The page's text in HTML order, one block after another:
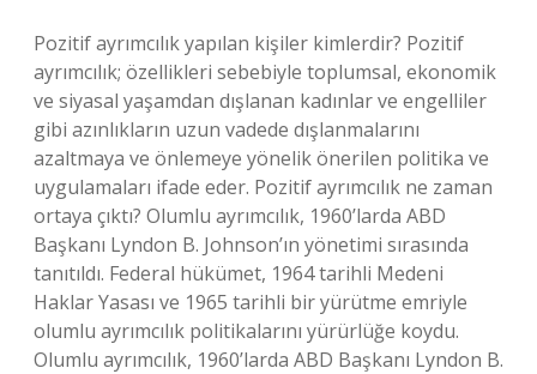
Pozitif ayrımcılık yapılan kişiler kimlerdir? Pozitif
ayrımcılık; özellikleri sebebiyle toplumsal, ekonomik
ve siyasal yaşamdan dışlanan kadınlar ve engelliler
gibi azınlıkların uzun vadede dışlanmalarını
azaltmaya ve önlemeye yönelik önerilen politika ve
uygulamaları ifade eder. Pozitif ayrımcılık ne zaman
ortaya çıktı? Olumlu ayrımcılık, 1960’larda ABD
Başkanı Lyndon B. Johnson’ın yönetimi sırasında
tanıtıldı. Federal hükümet, 1964 tarihli Medeni
Haklar Yasası ve 1965 tarihli bir yürütme emriyle
olumlu ayrımcılık politikalarını yürürlüğe koydu.
Olumlu ayrımcılık, 1960’larda ABD Başkanı Lyndon B.